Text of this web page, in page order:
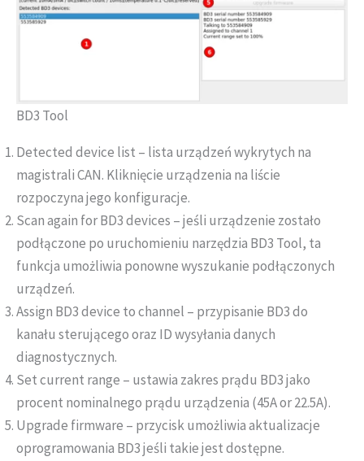
BD3 Tool
Detected device list – lista urządzeń wykrytych na
magistrali CAN. Kliknięcie urządzenia na liście
rozpoczyna jego konfiguracje.
Scan again for BD3 devices – jeśli urządzenie zostało
podłączone po uruchomieniu narzędzia BD3 Tool, ta
funkcja umożliwia ponowne wyszukanie podłączonych
urządzeń.
Assign BD3 device to channel – przypisanie BD3 do
kanału sterującego oraz ID wysyłania danych
diagnostycznych.
Set current range – ustawia zakres prądu BD3 jako
procent nominalnego prądu urządzenia (45A or 22.5A).
Upgrade firmware – przycisk umożliwia aktualizacje
oprogramowania BD3 jeśli takie jest dostępne.